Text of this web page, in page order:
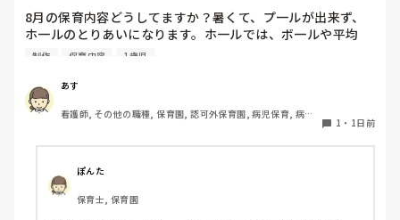
8月の保育内容どうしてますか？暑くて、プ一ルが出来ず、
ホ一ルのとりあいになります。ホ一ルでは、ボ一ルや平均
台、風船で遊んでいます。製作で、うちわや望遠鏡や風鈴🎐
クラスです、玩具で遊ばせながら、何人かずつよんで、やっ
ています。何か、いいアイデアや、工夫など、何でもいいの
で、教えて下さい。
制作 保育内容 1歳児
あす
看護師, その他の職種, 保育園, 認可外保育園, 病児保育, 病院
1 ・ 1日前
ぽんた
保育士, 保育園